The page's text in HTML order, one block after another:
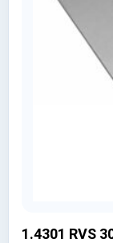
1.4301 RVS